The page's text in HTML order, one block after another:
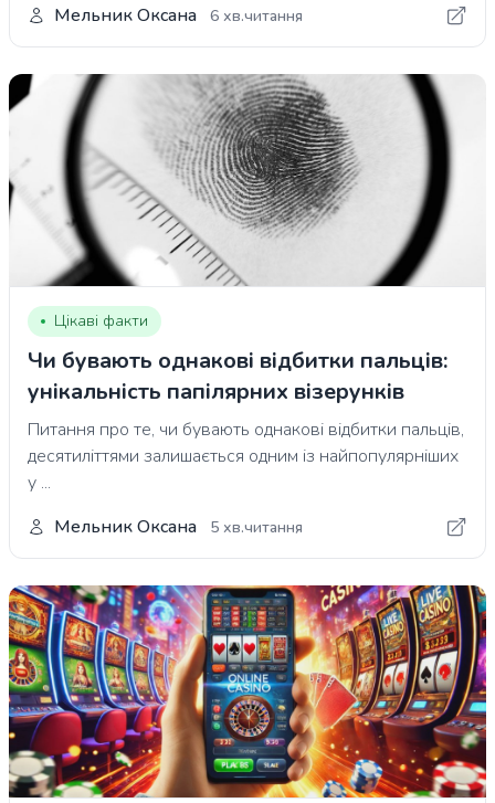
Мельник Оксана
6 хв.читання
Цікаві факти
Чи бувають однакові відбитки пальців:
унікальність папілярних візерунків
Питання про те, чи бувають однакові відбитки пальців,
десятиліттями залишається одним із найпопулярніших
у ...
Мельник Оксана
5 хв.читання